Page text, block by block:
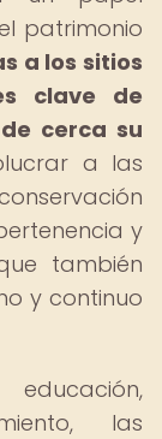
patrimonio
a los sitios
clave de
cerca su
a las
y
también
y continuo
las